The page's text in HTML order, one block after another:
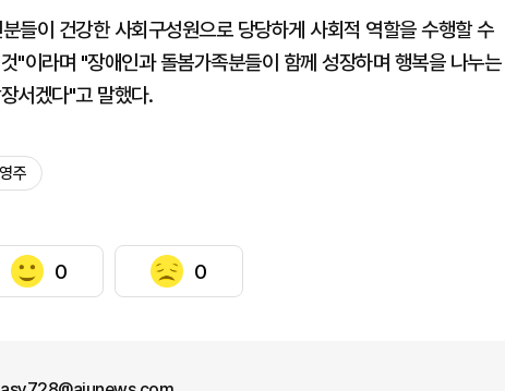
들이 건강한 사회구성원으로 당당하게 사회적 역할을 수행할 수
"이라며 "장애인과 돌봄가족분들이 함께 성장하며 행복을 나누는
서겠다"고 말했다.
주
0 0